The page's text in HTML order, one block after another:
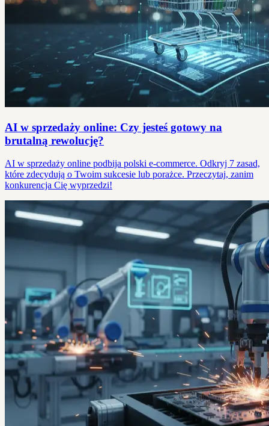
AI w sprzedaży online: Czy jesteś gotowy na
brutalną rewolucję?
AI w sprzedaży online podbija polski e-commerce. Odkryj 7 zasad,
które zdecydują o Twoim sukcesie lub porażce. Przeczytaj, zanim
konkurencja Cię wyprzedzi!